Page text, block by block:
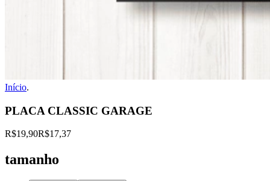
Início.
PLACA CLASSIC GARAGE
R$19,90R$17,37
tamanho